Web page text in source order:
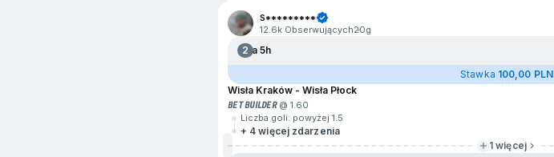
S*********
12.6k Obserwujących20g
2Za 5h
Stawka 100,00 PLN
Wisła Kraków - Wisła Płock
BET BUILDER@ 1.60
Liczba goli: powyżej 1.5
+ 4 więcej zdarzenia
1 więcej